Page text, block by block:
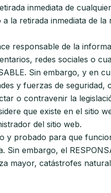
inmediata de
la retirada inmediata de
responsable de la
redes sociales o
Sin embargo, y en
y fuerzas de
o contravenir la
que existe en el sitio
del sitio web.
y probado para que
Sin embargo, el
mayor, catástrofes